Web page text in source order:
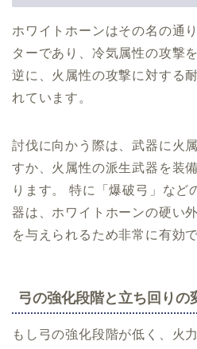
ホワイトホーンはその名の通
ターであり、冷気属性の攻撃
逆に、火属性の攻撃に対する
れています。
討伐に向かう際は、武器に火
すか、火属性の派生武器を装
ります。 特に「爆破弓」など
器は、ホワイトホーンの硬い
を与えられるため非常に有効で
弓の強化段階と立ち回りの
もし弓の強化段階が低く、火